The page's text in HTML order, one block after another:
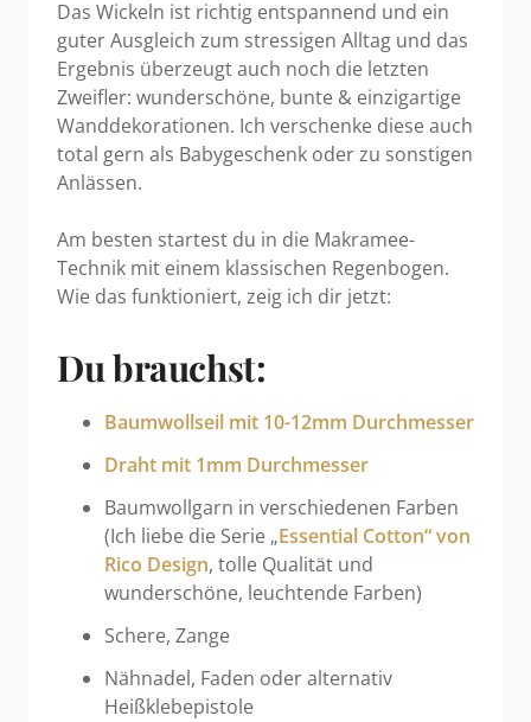
Das Wickeln ist richtig entspannend und ein
guter Ausgleich zum stressigen Alltag und das
Ergebnis überzeugt auch noch die letzten
Zweifler: wunderschöne, bunte & einzigartige
Wanddekorationen. Ich verschenke diese auch
total gern als Babygeschenk oder zu sonstigen
Anlässen.
Am besten startest du in die Makramee-
Technik mit einem klassischen Regenbogen.
Wie das funktioniert, zeig ich dir jetzt:
Du brauchst:
Baumwollseil mit 10-12mm Durchmesser
Draht mit 1mm Durchmesser
Baumwollgarn in verschiedenen Farben
(Ich liebe die Serie „Essential Cotton“ von
Rico Design, tolle Qualität und
wunderschöne, leuchtende Farben)
Schere, Zange
Nähnadel, Faden oder alternativ
Heißklebepistole